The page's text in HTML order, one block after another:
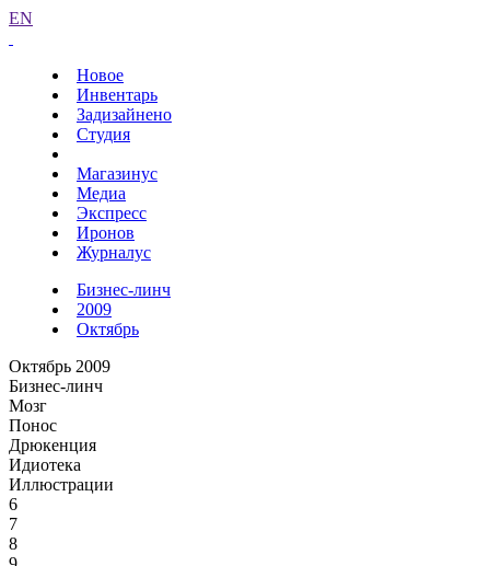
EN
Новое
Инвентарь
Задизайнено
Студия
Магазинус
Медиа
Экспресс
Иронов
Журналус
Бизнес-линч
2009
Октябрь
Октябрь 2009
Бизнес-линч
Мозг
Понос
Дрюкенция
Идиотека
Иллюстрации
6
7
8